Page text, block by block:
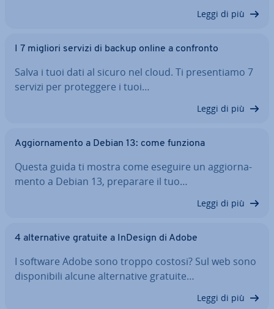
Leggi di più
I 7 migliori servizi di backup online a confronto
Salva i tuoi dati al sicuro nel cloud. Ti pre­sen­tia­mo 7
servizi per pro­teg­ge­re i tuoi…
Leggi di più
Ag­gior­na­men­to a Debian 13: come funziona
Questa guida ti mostra come eseguire un ag­gior­na­
men­to a Debian 13, preparare il tuo…
Leggi di più
4 al­ter­na­ti­ve gratuite a InDesign di Adobe
I software Adobe sono troppo costosi? Sul web sono
di­spo­ni­bi­li alcune al­ter­na­ti­ve gratuite…
Leggi di più